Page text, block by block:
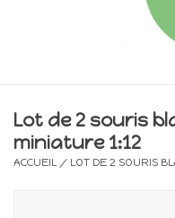
Electricité
Lot de 2 souris
miniature 1:12
ACCUEIL / LOT DE 2 SOURIS